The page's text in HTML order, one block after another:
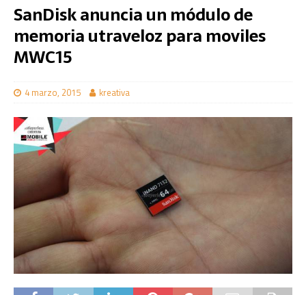
SanDisk anuncia un módulo de
memoria utraveloz para moviles
MWC15
4 marzo, 2015 kreativa